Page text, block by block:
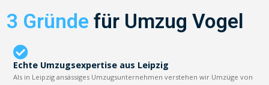
3 Gründe für Umzug Vogel
Echte Umzugsexpertise aus Leipzig
Als in Leipzig ansässiges Umzugsunternehmen verstehen wir Umzüge von